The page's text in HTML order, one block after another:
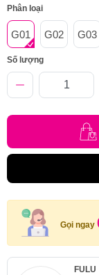
Phân loại
G01 G02 G03
Số lượng
Gọi ngay
FULU